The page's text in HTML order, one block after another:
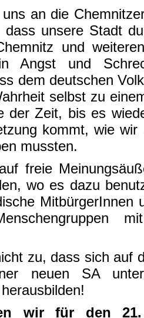
an die
unsere Stadt
und
Angst und
dem deutschen
selbst zu
der Zeit, bis es
kommt, wie
mussten.
freie
wo es dazu
MitbürgerInnen
zu, dass sich auf
neuen SA
wir für den 21.